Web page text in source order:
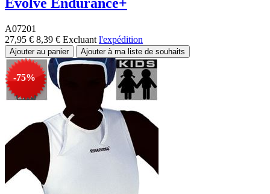
A07201
27,95 € 8,39 € Excluant l'expédition
-75%